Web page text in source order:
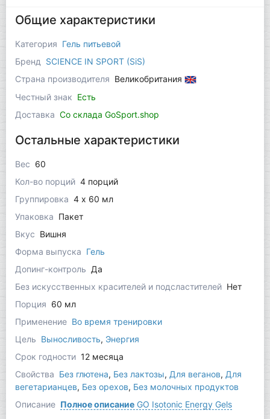
Общие характеристики
Категория Гель питьевой
Бренд
SCIENCE IN SPORT (SiS)
Страна производителя Великобритания
Честный знак Есть
Доставка Со склада GoSport.shop
Остальные характеристики
Вес 60
Кол-во порций 4 порций
Группировка 4 x 60 мл
Упаковка Пакет
Вкус Вишня
Форма выпуска Гель
Допинг-контроль Да
Без искусственных красителей и подсластителей Нет
Порция 60 мл
Применение Во время тренировки
Цель Выносливость, Энергия
Срок годности 12 месяца
Свойства Без глютена, Без лактозы, Для веганов, Для
вегетарианцев, Без орехов, Без молочных продуктов
Описание Полное описаниеGO Isotonic Energy Gels